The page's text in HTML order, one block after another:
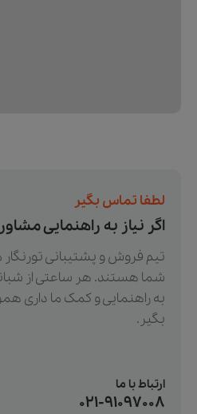
لطفا تماس بگیر
اگر نیاز به راهنمایی
تیم فروش و پشتیبانی
شما هستند. هر ساعتی از
به راهنمایی و کمک ما داری
بگیر.
ارتباط با ما
021-91097008